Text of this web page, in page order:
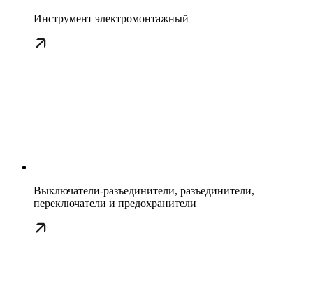
Инструмент электромонтажный
Выключатели-разъединители, разъединители,
переключатели и предохранители